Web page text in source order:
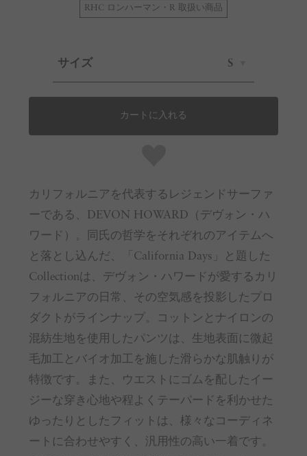
RHC ロンハーマン・R 取扱い商品
サイズ S
カートに入れる
カリフォルニアを代表するレジェンドサーファ
ーである、DEVON HOWARD（デヴォン・ハ
ワード）。同氏の哲学をそれぞれのアイテムへ
と落とし込んだ、「California Days」と題した
Collectionは、デヴォン・ハワードが愛するカリ
フォルニアの日常、その空気感を投影したプロ
ダクトがラインナップ。コットンとナイロンの
混紡生地を使用したパンツは、生地表面に微起
毛加工とバイオ加工を施した滑らかな肌触りが
特徴です。また、ウエストにゴムを配したイー
ジーな穿き心地や程よくテーパードを利かせた
ゆったりとしたフィットは、様々なコーディネ
ートに合わせやすく、汎用性の高い一着です。